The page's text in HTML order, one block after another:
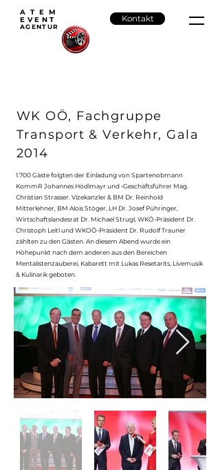
ATEM
EVENT
AGENTUR
Kontakt
WK OÖ, Fachgruppe
Transport & Verkehr, Gala
2014
1.700 Gäste folgten der Einladung von Spartenobmann
KommR Johannes Hödlmayr und -Geschäftsführer Mag.
Christian Strasser. Vizekanzler & BM Dr. Reinhold
Mitterlehner, BM Alois Stöger, LH Dr. Josef Pühringer,
Wirtschaftslandesrat Dr. Michael Strugl, WKÖ-Präsident Dr.
Christoph Leitl und WKOÖ-Präsident Dr. Rudolf Trauner
zählten zu den Gästen. An diesem Abend wurde ein
Höhepunkt nach dem anderen aus den Bereichen
Mentalistenzauberei, Kabarett mit Lukas Resetarits, Livemusik
& Kulinarik geboten.